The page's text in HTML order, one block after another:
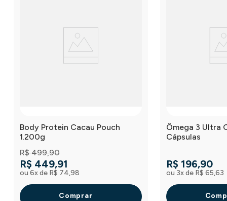
Body Protein Cacau Pouch
1.200g
R$ 499,90
R$ 449,91
ou 6x de R$ 74,98
Comprar
Ômega 3 Ultra
Cápsulas
R$ 196,90
ou 3x de R$ 65,63